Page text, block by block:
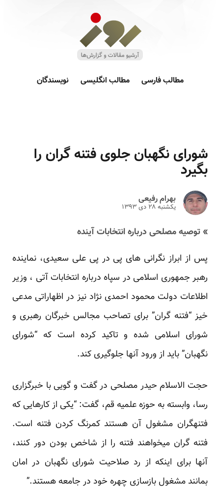
مطالب فارسی مطالب انگلیسی نویسندگان
شورای نگهبان جلوی فتنه گران را
بگیرد
بهرام رفیعی
یکشنبه ۲۸ دى ۱۳۹۳
» توصیه مصلحی درباره انتخابات آینده
پس از ابراز نگرانی های پی در پی علی سعیدی، نماینده
رهبر جمهوری اسلامی در سپاه درباره انتخابات آتی ، وزیر
اطلاعات دولت محمود احمدی نژاد نیز در اظهاراتی مدعی
خیز “فتنه گران” برای تصاحب مجالس خبرگان رهبری و
شورای اسلامی شده و تاکید کرده است که “شورای
نگهبان” باید از ورود آنها جلوگیری کند.
حجت الاسلام حیدر مصلحی در گفت و گویی با خبرگزاری
رسا، وابسته به حوزه علمیه قم، گفت: “یکی از کارهایی که
فتنه‏گران مشغول آن هستند کمرنگ کردن فتنه است.
فتنه گران می‏خواهند فتنه را از شاخص بودن دور کنند،
آنها برای این‏که از رد صلاحیت شورای نگهبان در امان
بمانند مشغول بازسازی چهره خود در جامعه هستند.”